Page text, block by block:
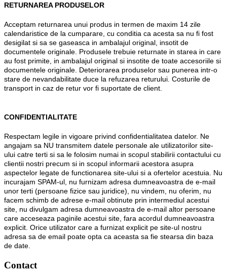
RETURNAREA PRODUSELOR
Acceptam returnarea unui produs in termen de maxim 14 zile
calendaristice de la cumparare, cu conditia ca acesta sa nu fi fost
desigilat si sa se gaseasca in ambalajul original, insotit de
documentele originale. Produsele trebuie returnate in starea in care
au fost primite, in ambalajul original si insotite de toate accesoriile si
documentele originale. Deteriorarea produselor sau punerea intr-o
stare de nevandabilitate duce la refuzarea returului. Costurile de
transport in caz de retur vor fi suportate de client.
CONFIDENTIALITATE
Respectam legile in vigoare privind confidentialitatea datelor. Ne
angajam sa NU transmitem datele personale ale utilizatorilor site-
ului catre terti si sa le folosim numai in scopul stabilirii contactului cu
clientii nostri precum si in scopul informarii acestora asupra
aspectelor legate de functionarea site-ului si a ofertelor acestuia. Nu
incurajam SPAM-ul, nu furnizam adresa dumneavoastra de e-mail
unor terti (persoane fizice sau juridice), nu vindem, nu oferim, nu
facem schimb de adrese e-mail obtinute prin intermediul acestui
site, nu divulgam adresa dumneavoastra de e-mail altor persoane
care acceseaza paginile acestui site, fara acordul dumneavoastra
explicit. Orice utilizator care a furnizat explicit pe site-ul nostru
adresa sa de email poate opta ca aceasta sa fie stearsa din baza
de date.
Contact